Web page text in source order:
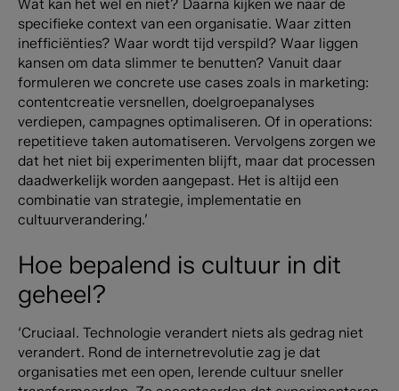
Wat kan het wel en niet? Daarna kijken we naar de
specifieke context van een organisatie. Waar zitten
inefficiënties? Waar wordt tijd verspild? Waar liggen
kansen om data slimmer te benutten? Vanuit daar
formuleren we concrete use cases zoals in marketing:
contentcreatie versnellen, doelgroepanalyses
verdiepen, campagnes optimaliseren. Of in operations:
repetitieve taken automatiseren. Vervolgens zorgen we
dat het niet bij experimenten blijft, maar dat processen
daadwerkelijk worden aangepast. Het is altijd een
combinatie van strategie, implementatie en
cultuurverandering.’
Hoe bepalend is cultuur in dit
geheel?
‘Cruciaal. Technologie verandert niets als gedrag niet
verandert. Rond de internetrevolutie zag je dat
organisaties met een open, lerende cultuur sneller